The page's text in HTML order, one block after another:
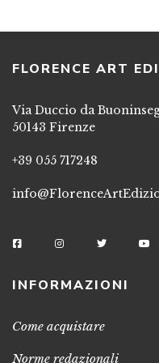
FLORENCE ART
Via Duccio da
50143 Firenze
+39 055 717248
INFORMAZIONI
Come acquistare
Norme redazionali